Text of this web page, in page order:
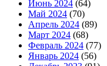
Июнь 2024 (64)
Май 2024 (70)
Апрель 2024 (89)
Март 2024 (68)
Февраль 2024 (77)
Январь 2024 (56)